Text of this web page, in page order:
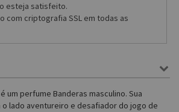
esteja satisfeito.
com criptografia SSL em todas as
um perfume Banderas masculino. Sua
lado aventureiro e desafiador do jogo de